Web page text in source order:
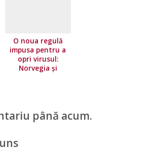
O noua regulă
impusa pentru a
opri virusul:
Norvegia și
până acum.